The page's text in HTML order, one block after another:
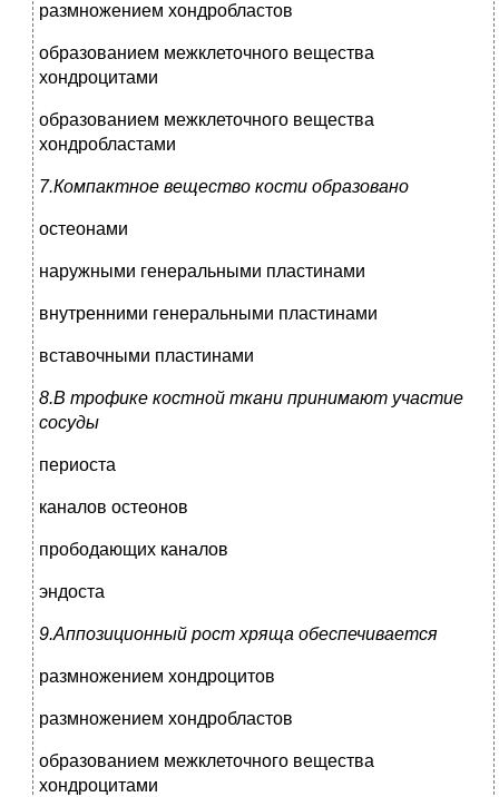
размножением хондробластов
образованием межклеточного вещества
хондроцитами
образованием межклеточного вещества
хондробластами
7.Компактное вещество кости образовано
остеонами
наружными генеральными пластинами
внутренними генеральными пластинами
вставочными пластинами
8.В трофике костной ткани принимают участие
сосуды
периоста
каналов остеонов
прободающих каналов
эндоста
9.Аппозиционный рост хряща обеспечивается
размножением хондроцитов
размножением хондробластов
образованием межклеточного вещества
хондроцитами